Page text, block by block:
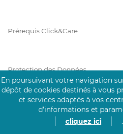
Prérequis Click&Care
Protection des Données
Vie Privée
En poursuivant votre navigation
dépôt de cookies destinés à vous
et services adaptés à vos
d’informations et
cliquez ici
.